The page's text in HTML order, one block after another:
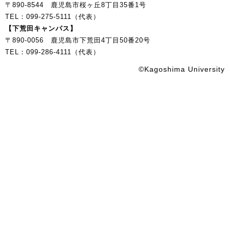
〒890-8544 鹿児島市桜ヶ丘8丁目35番1号
TEL：099-275-5111（代表）
【下荒田キャンパス】
〒890-0056 鹿児島市下荒田4丁目50番20号
TEL：099-286-4111（代表）
©Kagoshima University